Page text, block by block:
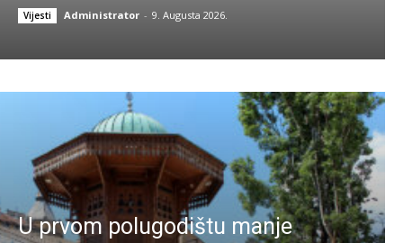
Vijesti Administrator - 9. Augusta 2026.
U prvom polugodištu manje